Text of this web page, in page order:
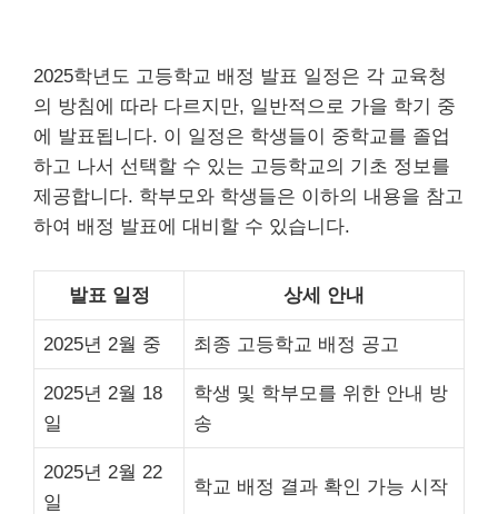
2025학년도 고등학교 배정 발표 일정은 각 교육청
의 방침에 따라 다르지만, 일반적으로 가을 학기 중
에 발표됩니다. 이 일정은 학생들이 중학교를 졸업
하고 나서 선택할 수 있는 고등학교의 기초 정보를
제공합니다. 학부모와 학생들은 이하의 내용을 참고
하여 배정 발표에 대비할 수 있습니다.
발표 일정 상세 안내
2025년 2월 중 최종 고등학교 배정 공고
2025년 2월 18
일
학생 및 학부모를 위한 안내 방
송
2025년 2월 22
일
학교 배정 결과 확인 가능 시작